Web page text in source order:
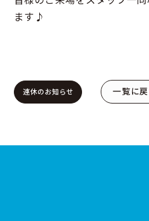
ます♪
連休のお知らせ 一覧に戻